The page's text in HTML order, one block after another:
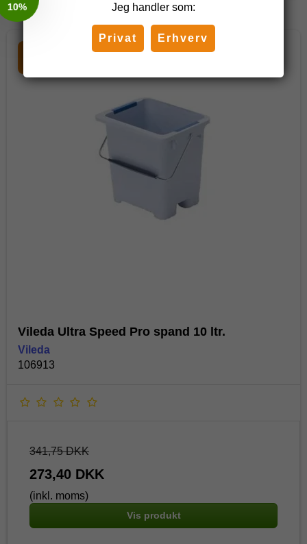
Vileda Ultra Speed Pro spand 10 ltr.
Vileda
106913
341,75 DKK
273,40 DKK
(inkl. moms)
Vis produkt
Jeg handler som:
Privat Erhverv